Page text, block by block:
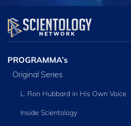
KIJK
PROGRAMMA’s
Original Series
L. Ron Hubbard in His Own Voice
Inside Scientology